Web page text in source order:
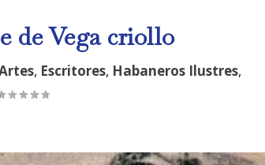
de Vega criollo
, Escritores, Habaneros Ilustres,